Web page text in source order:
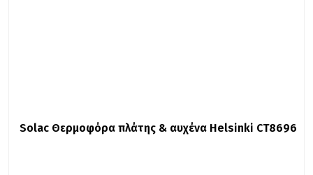
Solac Θερμοφόρα πλάτης & αυχένα Helsinki CT8696